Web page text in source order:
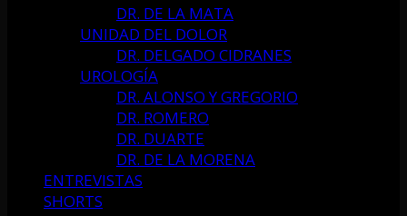
DR. DE LA MATA
UNIDAD DEL DOLOR
DR. DELGADO CIDRANES
UROLOGÍA
DR. ALONSO Y GREGORIO
DR. ROMERO
DR. DUARTE
DR. DE LA MORENA
ENTREVISTAS
SHORTS